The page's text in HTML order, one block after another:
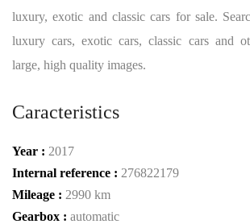
luxury, exotic and classic cars for sale.
luxury cars, exotic cars, classic cars and
large, high quality images.
Caracteristics
Year : 2017
Internal reference : 276822179
Mileage : 2990 km
Gearbox : automatic